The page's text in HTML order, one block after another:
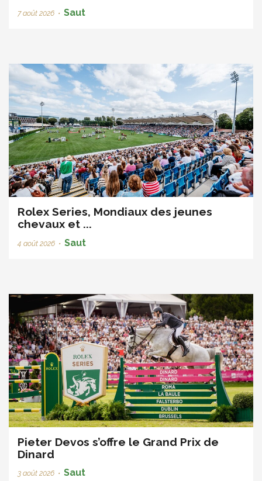
7 août 2026 • Saut
Rolex Series, Mondiaux des jeunes
chevaux et ...
4 août 2026 • Saut
Pieter Devos s’offre le Grand Prix de
Dinard
3 août 2026 • Saut